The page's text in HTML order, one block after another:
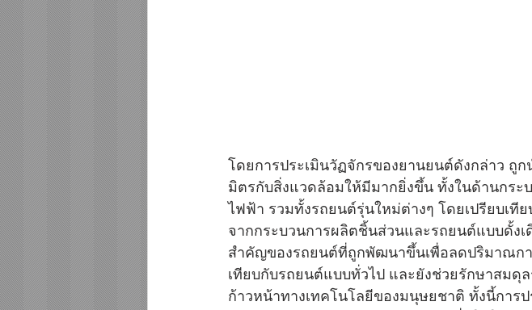
โดยการประเมินวัฏจักรของยานยนต์ดังกล่าว ถู
มิตรกับสิ่งแวดล้อมให้มีมากยิ่งขึ้น ทั้งในด้านกร
ไฟฟ้า รวมทั้งรถยนต์รุ่นใหม่ต่างๆ โดยเปรียบเ
จากกระบวนการผลิตชิ้นส่วนและรถยนต์แบบดั้ง
สำคัญของรถยนต์ที่ถูกพัฒนาขึ้นเพื่อลดปริมาณก
เทียบกับรถยนต์แบบทั่วไป และยังช่วยรักษาสมดุ
ก้าวหน้าทางเทคโนโลยีของมนุษยชาติ ทั้งนี้การ